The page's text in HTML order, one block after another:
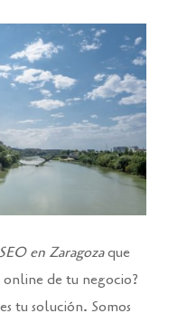
en Zaragozaque
de tu negocio?
tu solución. Somos